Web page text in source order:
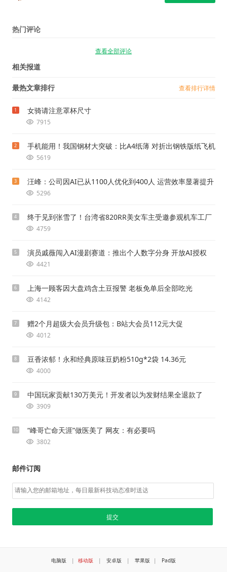
热门评论
查看全部评论
相关报道
最热文章排行 查看排行详情
1 女骑请注意罩杯尺寸
7915
2 手机能用！我国钢材大突破：比A4纸薄 对折出钢铁版纸飞机
5619
3 汪峰：公司因AI已从1100人优化到400人 运营效率显著提升
5296
4 终于见到张雪了！台湾省820RR美女车主受邀参观机车工厂
4759
5 演员戚薇闯入AI漫剧赛道：推出个人数字分身 开放AI授权
4421
6 上海一顾客因大盘鸡含土豆报警 老板免单后全部吃光
4142
7 赠2个月超级大会员升级包：B站大会员112元大促
4012
8 豆香浓郁！永和经典原味豆奶粉510g*2袋 14.36元
4000
9 中国玩家贡献130万美元！开发者以为发财结果全退款了
3909
10 “峰哥亡命天涯”做医美了 网友：有必要吗
3802
邮件订阅
电脑版 | 移动版 | 安卓版 | 苹果版 | Pad版